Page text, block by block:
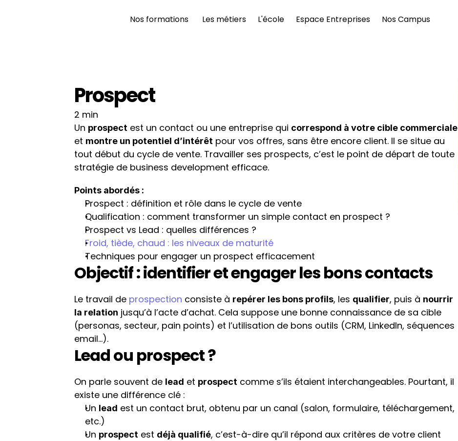
Nos formations Les métiers L'école Espace Entreprises Nos Campus
Prospect
2 min
Un prospect est un contact ou une entreprise qui correspond à votre cible commerciale
et montre un potentiel d’intérêt pour vos offres, sans être encore client. Il se situe au
tout début du cycle de vente. Travailler ses prospects, c’est le point de départ de toute
stratégie de business development efficace.
Points abordés :
Prospect : définition et rôle dans le cycle de vente
Qualification : comment transformer un simple contact en prospect ?
Prospect vs Lead : quelles différences ?
Froid, tiède, chaud : les niveaux de maturité
Techniques pour engager un prospect efficacement
Objectif : identifier et engager les bons contacts
Le travail de prospection consiste à repérer les bons profils, les qualifier, puis à nourrir
la relation jusqu’à l’acte d’achat. Cela suppose une bonne connaissance de sa cible
(personas, secteur, pain points) et l’utilisation de bons outils (CRM, LinkedIn, séquences
email…).
Lead ou prospect ?
On parle souvent de lead et prospect comme s’ils étaient interchangeables. Pourtant, il
existe une différence clé :
Un lead est un contact brut, obtenu par un canal (salon, formulaire, téléchargement,
etc.)
Un prospect est déjà qualifié, c’est-à-dire qu’il répond aux critères de votre client